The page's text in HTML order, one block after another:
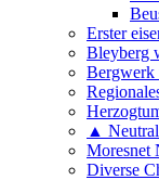
Erster
Bleyberg
Bergwerk
▲
Moresnet
Diverse